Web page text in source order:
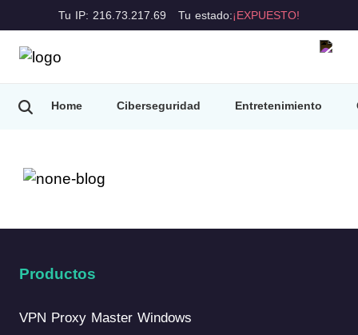
Tu IP: 216.73.217.69 Tu estado:¡EXPUESTO!
Home Ciberseguridad Entretenimiento
Productos
VPN Proxy Master Windows